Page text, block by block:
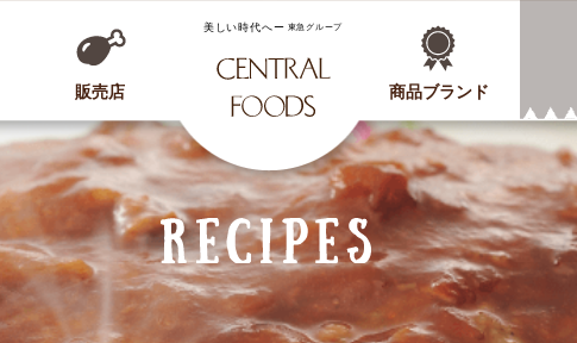
CENTRAL FOODS
販売店 商品ブランド